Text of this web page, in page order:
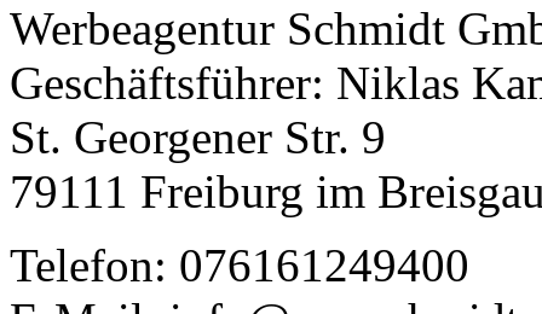
Werbeagentur Schmidt
Geschäftsführer: Niklas
St. Georgener Str. 9
79111 Freiburg im
Telefon: 076161249400